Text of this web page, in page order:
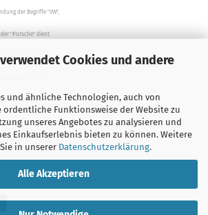
Cookies und andere
und ähnliche Technologien, auch von
Funktionsweise der Website zu
unseres Angebotes zu analysieren und
Einkaufserlebnis bieten zu können. Weitere
in unserer Datenschutzerklärung.
Alle Akzeptieren
der Begriffe "VW",
"Porsche" dient
in keinem Fall eine direkte
her/da.
Angaben zur
worden.